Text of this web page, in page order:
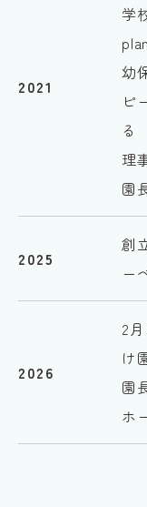
2021
学
幼
ピ
る
理
園
2025
創
ー
2026
2
け
園
ホ